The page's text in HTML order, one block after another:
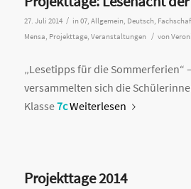
27. Juli 2014 / in 07, Allgemein, Deutsch,
Mensa, Projekttage, Veranstaltungen / von
„Lesetipps für die Sommerferien“
versammelten sich die
Klasse7cWeiterlesen
Projekttage 2014